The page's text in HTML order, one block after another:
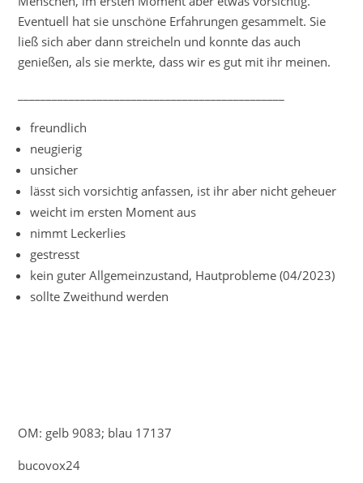
Eventuell hat sie unschöne Erfahrungen gesammelt. Sie
ließ sich aber dann streicheln und konnte das auch
genießen, als sie merkte, dass wir es gut mit ihr meinen.
freundlich
neugierig
unsicher
lässt sich vorsichtig anfassen, ist ihr aber nicht geheuer
weicht im ersten Moment aus
nimmt Leckerlies
gestresst
kein guter Allgemeinzustand, Hautprobleme (04/2023)
sollte Zweithund werden
OM: gelb 9083; blau 17137
bucovox24